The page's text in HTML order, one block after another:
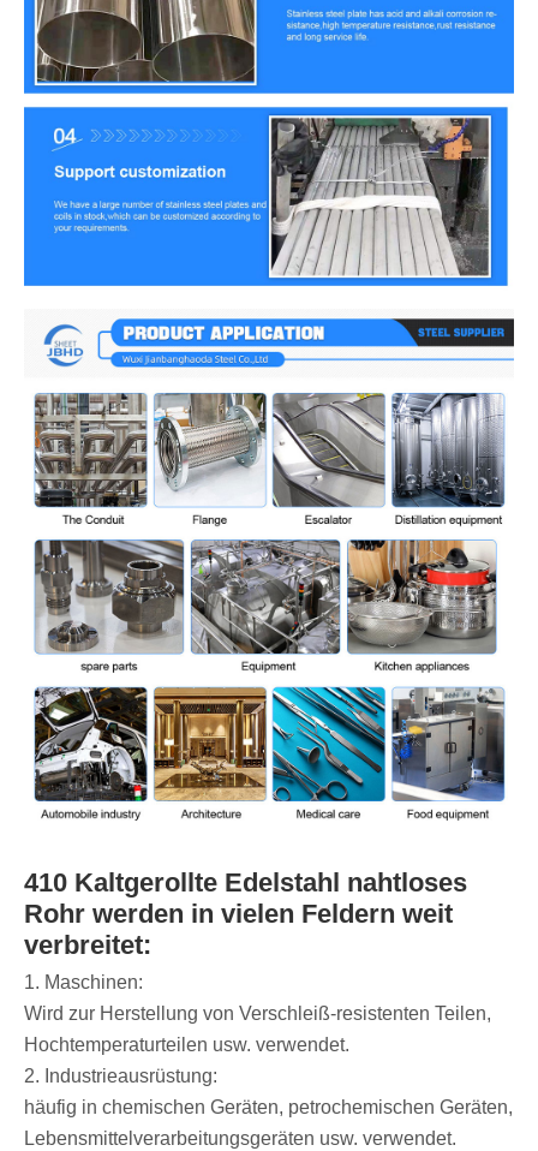
410 Kaltgerollte Edelstahl nahtloses
Rohr werden in vielen Feldern weit
verbreitet:
‌1. Maschinen:
Wird zur Herstellung von Verschleiß-resistenten Teilen,
Hochtemperaturteilen usw. verwendet.
‌2. Industrieausrüstung:
häufig in chemischen Geräten, petrochemischen Geräten,
Lebensmittelverarbeitungsgeräten usw. verwendet.